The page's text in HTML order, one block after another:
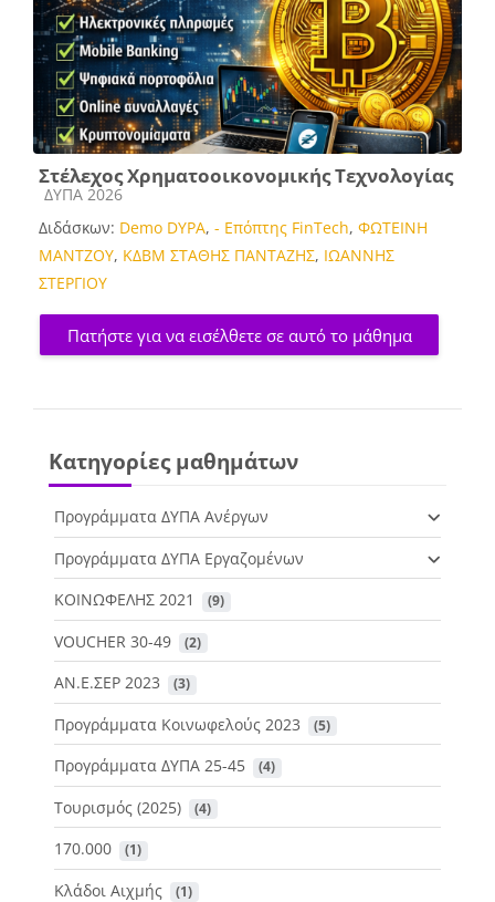
Στέλεχος Χρηματοοικονομικής Τεχνολογίας
Κατηγορία μαθήματος
ΔΥΠΑ 2026
Διδάσκων: Demo DYPA, - Επόπτης FinTech, ΦΩΤΕΙΝΗ
ΜΑΝΤΖΟΥ, ΚΔΒΜ ΣΤΑΘΗΣ ΠΑΝΤΑΖΗΣ, ΙΩΑΝΝΗΣ
ΣΤΕΡΓΙΟΥ
Πατήστε για να εισέλθετε σε αυτό το μάθημα
Κατηγορίες μαθημάτων
Προγράμματα ΔΥΠΑ Ανέργων
Προγράμματα ΔΥΠΑ Εργαζομένων
ΚΟΙΝΩΦΕΛΗΣ 2021
(9)
VOUCHER 30-49 (2)
ΑΝ.Ε.ΣΕΡ 2023 (3)
Προγράμματα Κοινωφελούς 2023 (5)
Προγράμματα ΔΥΠΑ 25-45 (4)
Τουρισμός (2025) (4)
170.000 (1)
Κλάδοι Αιχμής (1)